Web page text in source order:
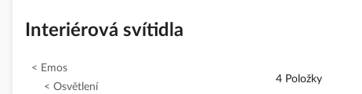
Interiérová svítidla
4 Položky
Emos
Osvětlení